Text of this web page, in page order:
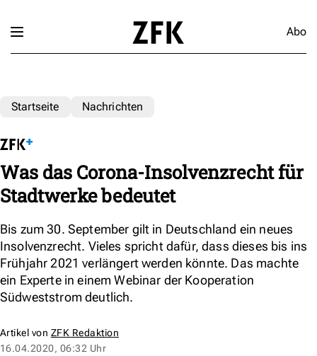
Abo
Startseite Nachrichten
Was das Corona-Insolvenzrecht für
Stadtwerke bedeutet
Bis zum 30. September gilt in Deutschland ein neues
Insolvenzrecht. Vieles spricht dafür, dass dieses bis ins
Frühjahr 2021 verlängert werden könnte. Das machte
ein Experte in einem Webinar der Kooperation
Südweststrom deutlich.
Artikel von ZFK Redaktion
16.04.2020, 06:32 Uhr